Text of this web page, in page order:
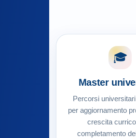
🎓
Master
Percorsi
per aggiornamento
crescita
completamento